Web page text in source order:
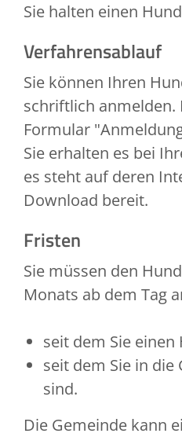
Sie halten einen
Verfahrensablauf
Sie können Ihren
schriftlich anmelden.
Formular
Sie erhalten es bei
es steht auf deren
Download bereit.
Fristen
Sie müssen den
Monats ab dem Tag
seit dem Sie
seit dem Sie in die
sind.
Die Gemeinde kann